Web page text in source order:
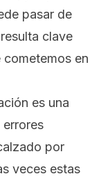
pasar de
clave
en
es una
por
veces estas